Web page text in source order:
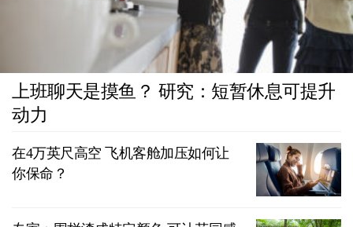
上班聊天是摸鱼？ 研究：短暂休息可提升
动力
在4万英尺高空 飞机客舱加压如何让
你保命？